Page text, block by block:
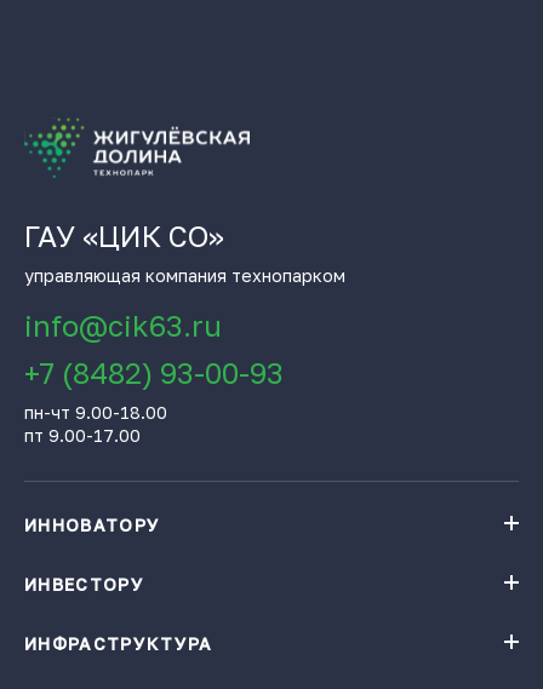
ГАУ «ЦИК СО»
управляющая компания технопарком
info@cik63.ru
+7 (8482) 93-00-93
пн-чт 9.00-18.00
пт 9.00-17.00
ИННОВАТОРУ
База инновационных проектов
Институты поддержки
ИНВЕСТОРУ
Проекты резидентов Технопарка «Жигулевская долина»
ИНФРАСТРУКТУРА